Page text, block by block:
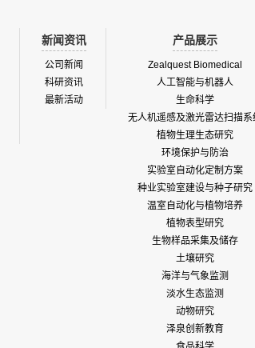
新闻资讯
公司新闻
科研资讯
最新活动
产品展示
Zealquest Biomedical
人工智能与机器人
生命科学
无人机遥感及激光雷达扫描系
植物生理生态研究
环境保护与防治
实验室自动化定制方案
种业实验室建设与种子研究
温室自动化与植物培养
植物表型研究
生物样品采集及储存
土壤研究
海洋与气象监测
淡水生态监测
动物研究
泽泉创新教育